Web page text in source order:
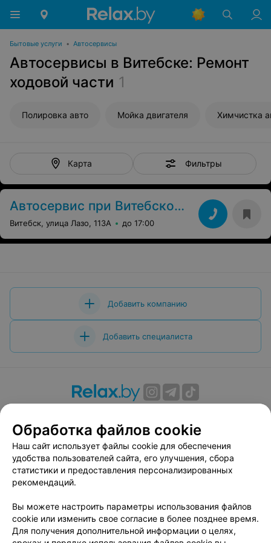
Бытовые услуги • Автосервисы
Автосервисы в Витебске: Ремонт
ходовой части 1
Полировка авто Мойка двигателя Химчистка
Карта Фильтры
Автосервис при Витебском государственном техническом колледже
Витебск, улица Лазо, 113А до 17:00
Добавить компанию
Добавить специалиста
Вакансии
Публичный договор
Способы оплаты
Публичный договор по использованию сервиса
«Афиша»
Пользовательское соглашение
Связаться по вопросам сотрудничества
Написать руководителю relax.by
Обработка файлов cookie
Наш сайт использует файлы cookie для обеспечения
удобства пользователей сайта, его улучшения, сбора
статистики и предоставления персонализированных
рекомендаций.
Вы можете настроить параметры использования файлов
cookie или изменить свое согласие в более позднее время.
Для получения дополнительной информации о целях,